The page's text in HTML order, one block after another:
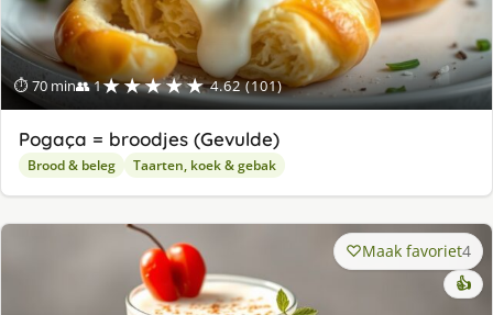
⏱ 70 min👥 1★★★★★ 4.62 (101)
Pogaça = broodjes (Gevulde)
Brood & beleg Taarten, koek & gebak
Maak favoriet4
👍